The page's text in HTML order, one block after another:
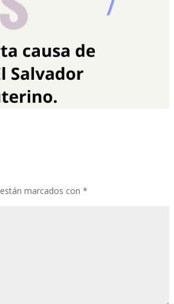
marcados con*